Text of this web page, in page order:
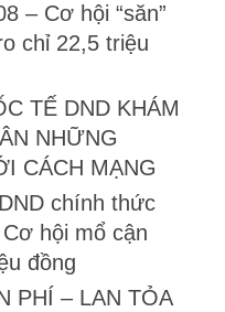
– Cơ hội “săn”
chỉ 22,5 triệu
TẾ DND KHÁM
NHỮNG
CÁCH MẠNG
chính thức
hội mổ cận
đồng
PHÍ – LAN TỎA